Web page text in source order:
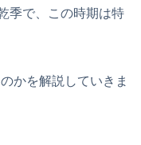
季で、この時期は特
かを解説していきま